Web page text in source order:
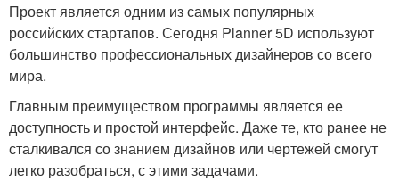
Проект является одним из самых популярных
российских стартапов. Сегодня Planner 5D используют
большинство профессиональных дизайнеров со всего
мира.
Главным преимуществом программы является ее
доступность и простой интерфейс. Даже те, кто ранее не
сталкивался со знанием дизайнов или чертежей смогут
легко разобраться, с этими задачами.